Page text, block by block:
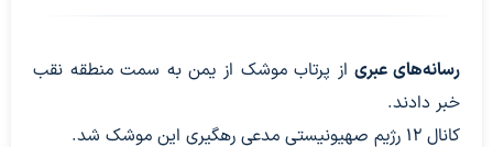
رسانه‌های عبریاز پرتاب موشک از یمن به سمت منطقه نقب
خبر دادند.
کانال ۱۲ رژیم صهیونیستی مدعی رهگیری این موشک شد.